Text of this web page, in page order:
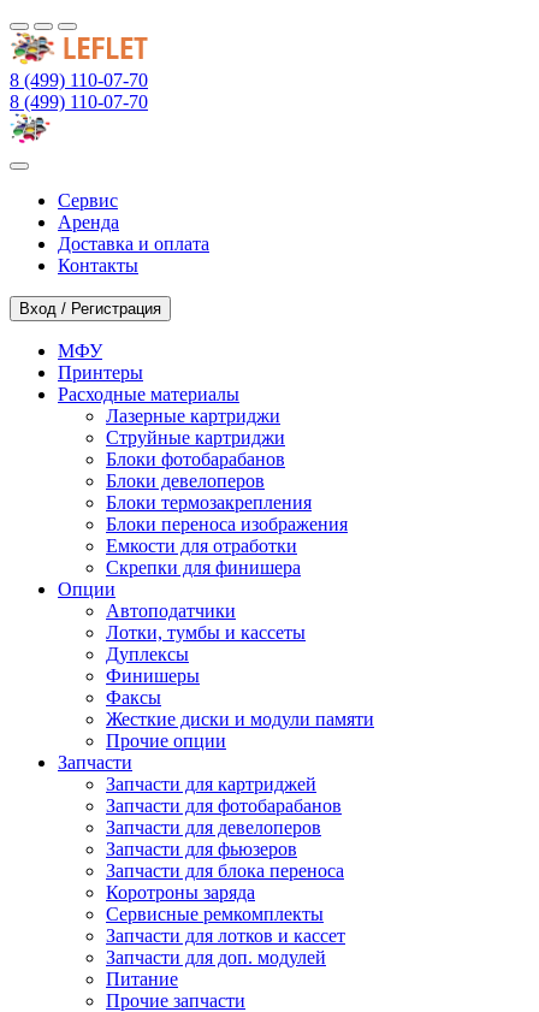
8 (499) 110-07-70
8 (499) 110-07-70
Сервис
Аренда
Доставка и оплата
Контакты
Вход / Регистрация
МФУ
Принтеры
Расходные материалы
Лазерные картриджи
Струйные картриджи
Блоки фотобарабанов
Блоки девелоперов
Блоки термозакрепления
Блоки переноса изображения
Емкости для отработки
Скрепки для финишера
Опции
Автоподатчики
Лотки, тумбы и кассеты
Дуплексы
Финишеры
Факсы
Жесткие диски и модули памяти
Прочие опции
Запчасти
Запчасти для картриджей
Запчасти для фотобарабанов
Запчасти для девелоперов
Запчасти для фьюзеров
Запчасти для блока переноса
Коротроны заряда
Сервисные ремкомплекты
Запчасти для лотков и кассет
Запчасти для доп. модулей
Питание
Прочие запчасти